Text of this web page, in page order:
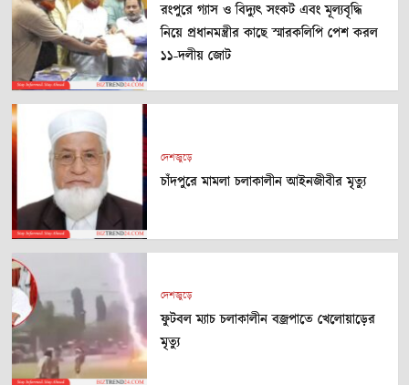
রংপুরে গ্যাস ও বিদ্যুৎ সংকট এবং মূল্যবৃদ্ধি
নিয়ে প্রধানমন্ত্রীর কাছে স্মারকলিপি পেশ করল
১১-দলীয় জোট
দেশজুড়ে
চাঁদপুরে মামলা চলাকালীন আইনজীবীর মৃত্যু
দেশজুড়ে
ফুটবল ম্যাচ চলাকালীন বজ্রপাতে খেলোয়াড়ের
মৃত্যু